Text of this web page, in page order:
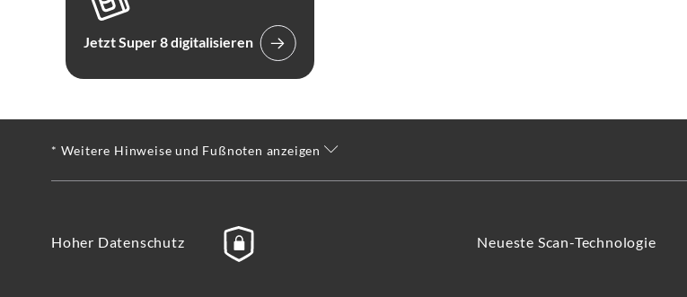
Jetzt Super 8 digitalisieren
* Weitere Hinweise und Fußnoten anzeigen
Hoher Datenschutz Neueste Scan-Technologie